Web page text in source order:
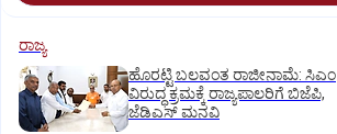
ರಾಜ್ಯ
ಹೊರಟ್ಟಿ ಬಲವಂತ ರಾಜೀನಾಮೆ: ಸಿಎಂ
ವಿರುದ್ಧ ಕ್ರಮಕ್ಕೆ ರಾಜ್ಯಪಾಲರಿಗೆ ಬಿಜೆಪಿ,
ಜೆಡಿಎಸ್ ಮನವಿ